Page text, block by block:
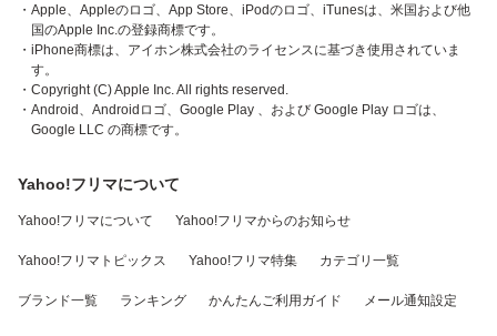
・Apple、Appleのロゴ、App Store、iPodのロゴ、iTunesは、米国および他
国のApple Inc.の登録商標です。
・iPhone商標は、アイホン株式会社のライセンスに基づき使用されていま
す。
・Copyright (C) Apple Inc. All rights reserved.
・Android、Androidロゴ、Google Play 、および Google Play ロゴは、
Google LLC の商標です。
Yahoo!フリマについて
Yahoo!フリマについて Yahoo!フリマからのお知らせ
Yahoo!フリマトピックス Yahoo!フリマ特集 カテゴリ一覧
ブランド一覧 ランキング かんたんご利用ガイド メール通知設定